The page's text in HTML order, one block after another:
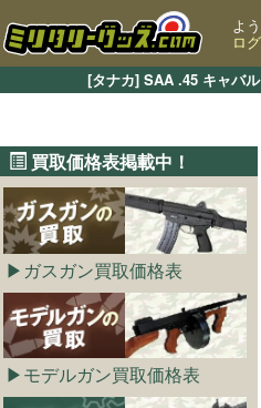
[タナカ] SAA .45 キャバ
よ
ロ
買取価格表掲載中！
ガスガン買取価格表
モデルガン買取価格表